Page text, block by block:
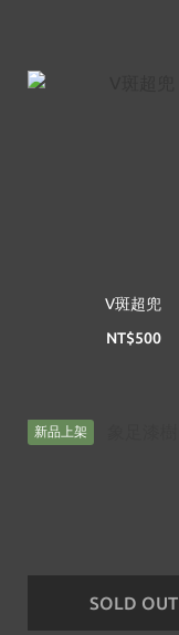
V斑超兜
NT$500
新品上架
SOLD OUT